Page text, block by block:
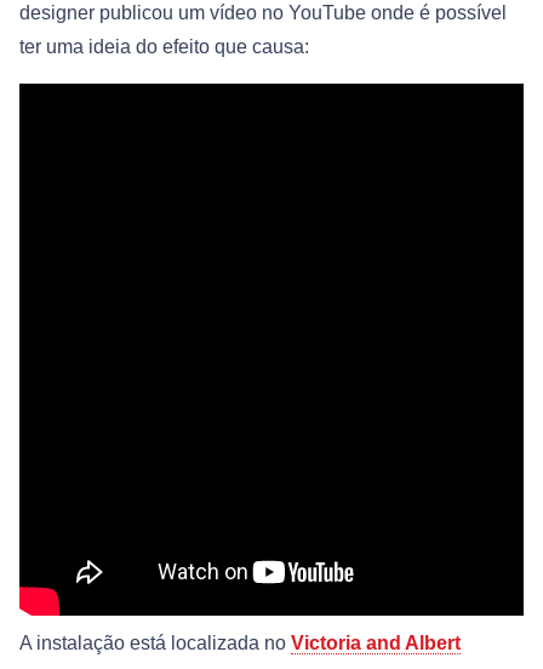
designer publicou um vídeo no YouTube onde é possível
ter uma ideia do efeito que causa:
A instalação está localizada no Victoria and Albert